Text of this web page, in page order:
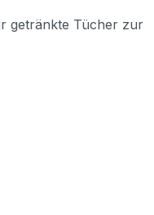
getränkte Tücher zur